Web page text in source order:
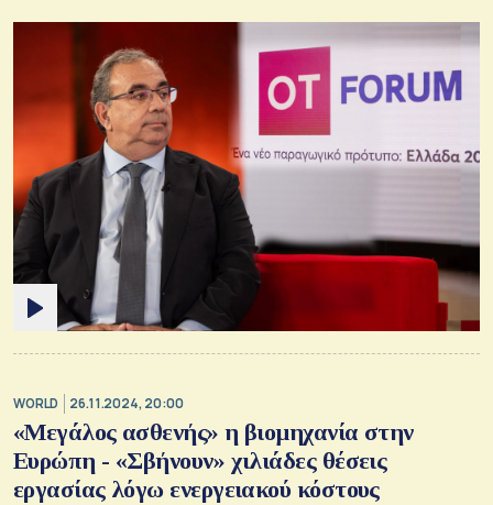
WORLD 26.11.2024, 20:00
«Μεγάλος ασθενής» η βιομηχανία στην
Ευρώπη - «Σβήνουν» χιλιάδες θέσεις
εργασίας λόγω ενεργειακού κόστους